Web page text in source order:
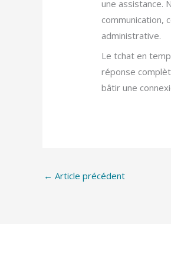
une assistance.
communication,
administrative.
Le tchat en
réponse
bâtir une
← Article précédent